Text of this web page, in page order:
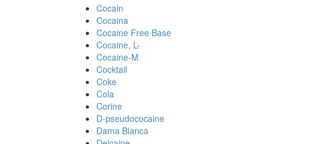
Cocain
Cocaina
Cocaine Free Base
Cocaine, L-
Cocaine-M
Cocktail
Coke
Cola
Corine
D-pseudococaine
Dama Blanca